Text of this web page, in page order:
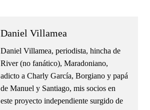
Daniel Villamea
Daniel Villamea, periodista, hincha de
River (no fanático), Maradoniano,
adicto a Charly García, Borgiano y papá
de Manuel y Santiago, mis socios en
este proyecto independiente surgido de